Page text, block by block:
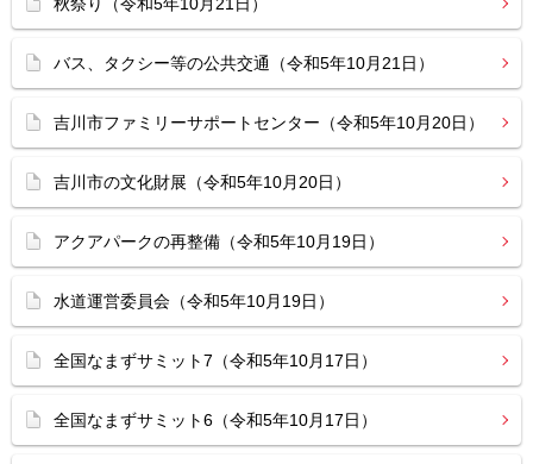
秋祭り（令和5年10月21日）
バス、タクシー等の公共交通（令和5年10月21日）
吉川市ファミリーサポートセンター（令和5年10月20日）
吉川市の文化財展（令和5年10月20日）
アクアパークの再整備（令和5年10月19日）
水道運営委員会（令和5年10月19日）
全国なまずサミット7（令和5年10月17日）
全国なまずサミット6（令和5年10月17日）